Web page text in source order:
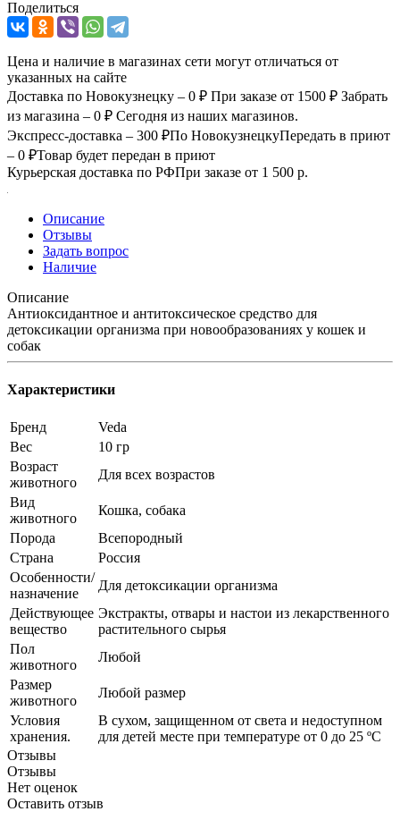
Поделиться
Цена и наличие в магазинах сети могут отличаться от
указанных на сайте
Доставка по Новокузнецку – 0 ₽ При заказе от 1500 ₽ Забрать
из магазина – 0 ₽ Сегодня из наших магазинов.
Экспресс-доставка – 300 ₽По НовокузнецкуПередать в приют
– 0 ₽Товар будет передан в приют
Курьерская доставка по РФПри заказе от 1 500 р.
Описание
Отзывы
Задать вопрос
Наличие
Описание
Антиоксидантное и антитоксическое средство для
детоксикации организма при новообразованиях у кошек и
собак
Характеристики
Бренд
Veda
Вес
10 гр
Возраст
животного
Для всех возрастов
Вид
животного
Кошка, собака
Порода
Всепородный
Страна
Россия
Особенности/
назначение
Для детоксикации организма
Действующее
вещество
Экстракты, отвары и настои из лекарственного
растительного сырья
Пол
животного
Любой
Размер
животного
Любой размер
Условия
хранения.
В сухом, защищенном от света и недоступном
для детей месте при температуре от 0 до 25 ºС
Отзывы
Отзывы
Нет оценок
Оставить отзыв